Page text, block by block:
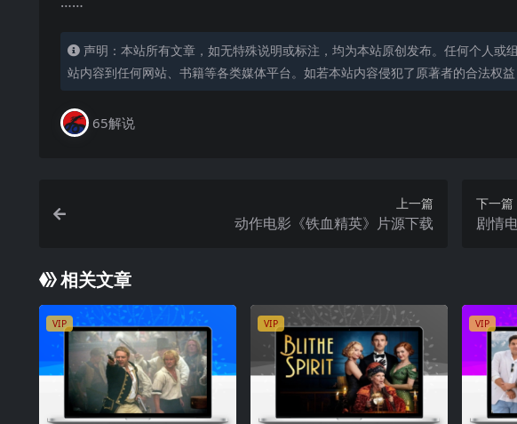
声明：本站所有文章，如无特殊说明或标注，均为本站原创发布。任何个人或
站内容到任何网站、书籍等各类媒体平台。如若本站内容侵犯了原著者的合法权益
65解说
上一篇
动作电影《铁血精英》片源下载
下一篇
剧情
相关文章
VIP VIP VIP